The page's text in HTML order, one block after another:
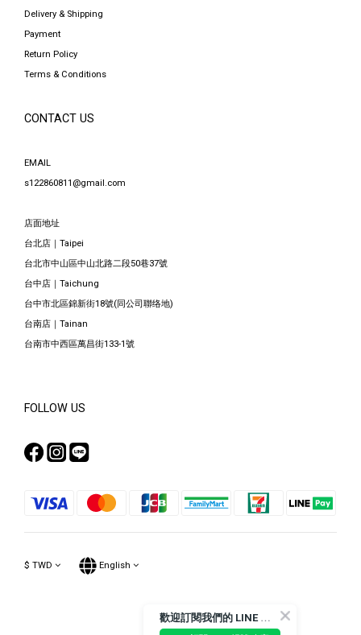
Delivery & Shipping
Payment
Return Policy
Terms & Conditions
CONTACT US
EMAIL
s122860811@gmail.com
店面地址
台北店｜Taipei
台北市中山區中山北路二段50巷37號
台中店｜Taichung
台中市北區錦新街18號(同公司聯络地)
台南店｜Tainan
台南市中西區萬昌街133-1號
FOLLOW US
$ TWD English
歡
迎訂閱我們的 LINE 官方帳號